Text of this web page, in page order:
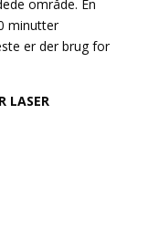
område. En
minutter
er der brug for
LASER